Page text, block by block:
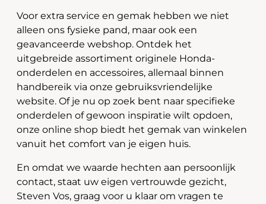
Voor extra service en gemak hebben we niet
alleen ons fysieke pand, maar ook een
geavanceerde webshop. Ontdek het
uitgebreide assortiment originele Honda-
onderdelen en accessoires, allemaal binnen
handbereik via onze gebruiksvriendelijke
website. Of je nu op zoek bent naar specifieke
onderdelen of gewoon inspiratie wilt opdoen,
onze online shop biedt het gemak van winkelen
vanuit het comfort van je eigen huis.
En omdat we waarde hechten aan persoonlijk
contact, staat uw eigen vertrouwde gezicht,
Steven Vos, graag voor u klaar om vragen te